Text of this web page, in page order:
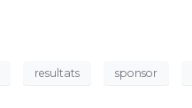
resultats sponsor